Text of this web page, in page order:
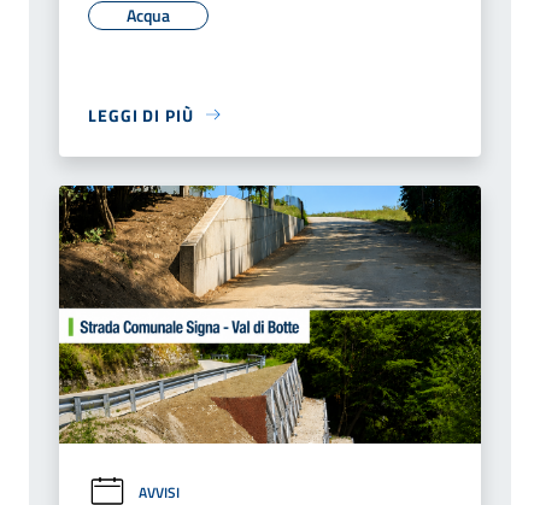
Acqua
LEGGI DI PIÙ
AVVISI